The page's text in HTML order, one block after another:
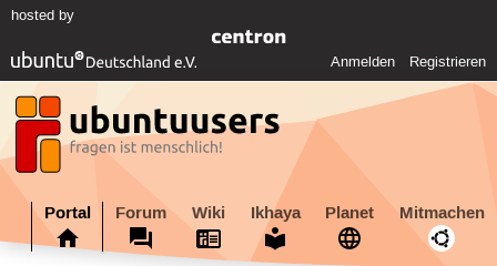
hosted by
Anmelden Registrieren
Portal Forum Wiki Ikhaya Planet Mitmachen